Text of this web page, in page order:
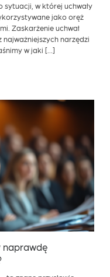
w której uchwały
jako oręż
Zaskarżenie uchwał
narzędzi
w jaki […]
naprawdę